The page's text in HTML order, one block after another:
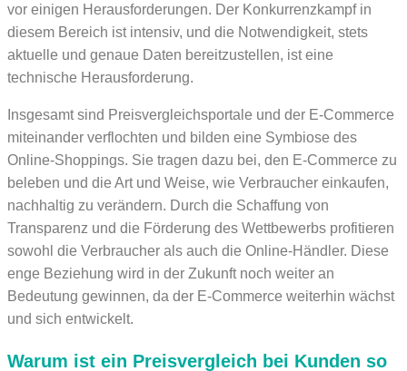
vor einigen Herausforderungen. Der Konkurrenzkampf in
diesem Bereich ist intensiv, und die Notwendigkeit, stets
aktuelle und genaue Daten bereitzustellen, ist eine
technische Herausforderung.
Insgesamt sind Preisvergleichsportale und der E-Commerce
miteinander verflochten und bilden eine Symbiose des
Online-Shoppings. Sie tragen dazu bei, den E-Commerce zu
beleben und die Art und Weise, wie Verbraucher einkaufen,
nachhaltig zu verändern. Durch die Schaffung von
Transparenz und die Förderung des Wettbewerbs profitieren
sowohl die Verbraucher als auch die Online-Händler. Diese
enge Beziehung wird in der Zukunft noch weiter an
Bedeutung gewinnen, da der E-Commerce weiterhin wächst
und sich entwickelt.
Warum ist ein Preisvergleich bei Kunden so